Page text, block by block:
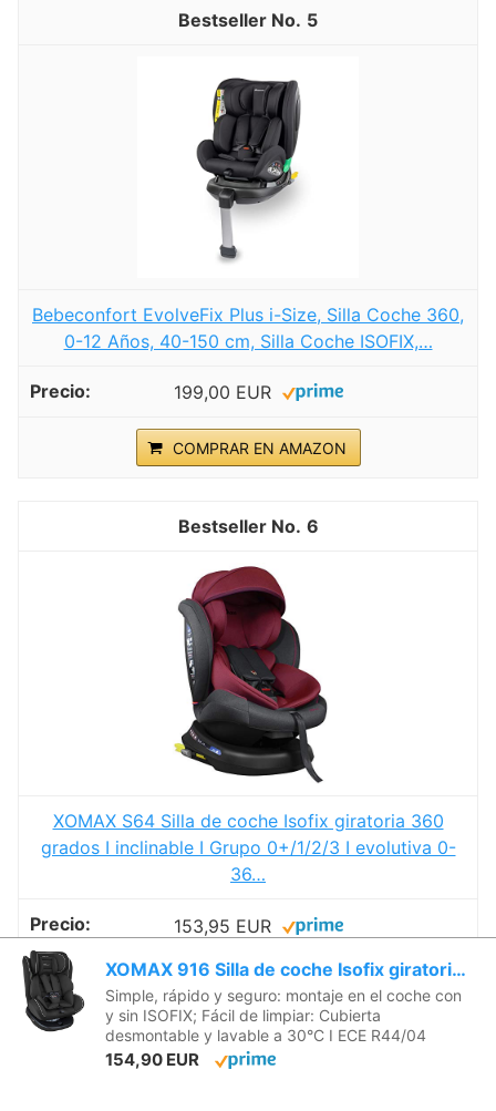
5
Bebeconfort EvolveFix Plus i-Size, Silla Coche 360,
0-12 Años, 40-150 cm, Silla Coche ISOFIX,…
199,00 EUR
COMPRAR EN AMAZON
6
XOMAX S64 Silla de coche Isofix giratoria 360
grados I inclinable I Grupo 0+/1/2/3 I evolutiva 0-
36…
153,95 EUR
COMPRAR EN AMAZON
XOMAX 916 Silla de coche Isofix giratoria 360 grados I inclinable I Grupo 0+/1/2/3 I evolutiva 0-36 kg, 0-12 años I Funda extraíble y lavable I ECE R44/04
Simple, rápido y seguro: montaje en el coche con
y sin ISOFIX; Fácil de limpiar: Cubierta
desmontable y lavable a 30°C I ECE R44/04
154,90 EUR